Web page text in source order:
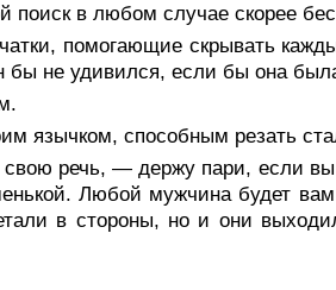
поиск в любом случае скорее
помогающие скрывать
бы не удивился, если бы она
язычком, способным резать
речь, — держу пари, если вы
Любой мужчина будет
в стороны, но и они